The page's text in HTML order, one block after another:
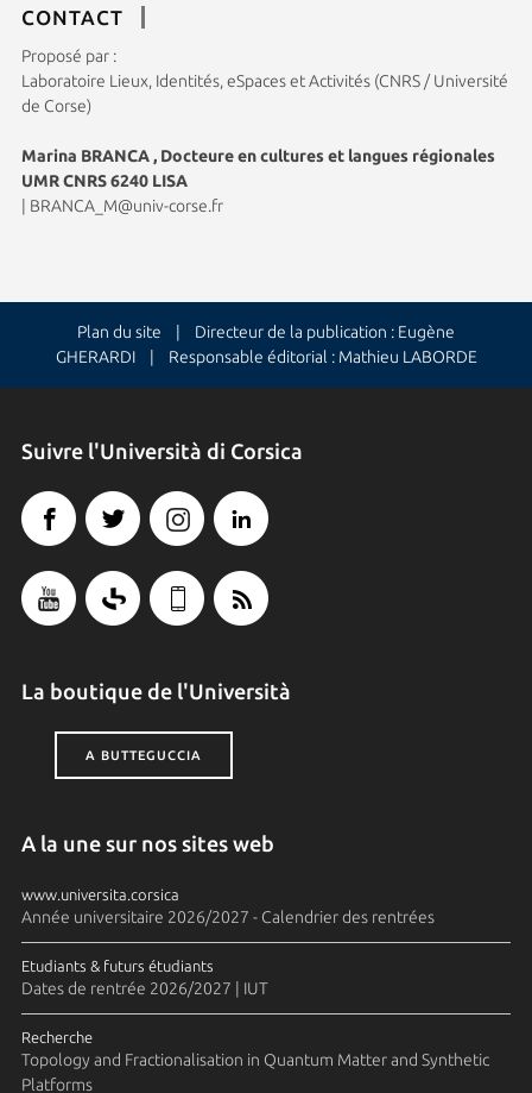
CONTACT
Proposé par :
Laboratoire Lieux, Identités, eSpaces et Activités (CNRS / Université
de Corse)
Marina BRANCA , Docteure en cultures et langues régionales
UMR CNRS 6240 LISA
BRANCA_M@univ-corse.fr
Plan du site | Directeur de la publication : Eugène
GHERARDI | Responsable éditorial : Mathieu LABORDE
Suivre l'Università di Corsica
La boutique de l'Università
A BUTTEGUCCIA
A la une sur nos sites web
www.universita.corsica
Année universitaire 2026/2027 - Calendrier des rentrées
Etudiants & futurs étudiants
Dates de rentrée 2026/2027 | IUT
Recherche
Topology and Fractionalisation in Quantum Matter and Synthetic
Platforms